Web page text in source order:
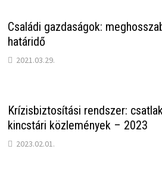
Családi gazdaságok:
határidő
2021.03.29.
Krízisbiztosítási rendszer:
kincstári közlemények – 2023
2023.02.01.